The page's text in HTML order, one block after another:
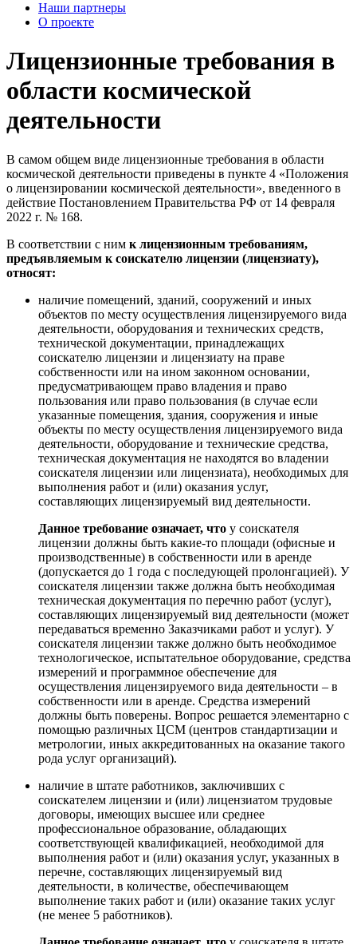
Наши партнеры
О проекте
Лицензионные требования в
области космической
деятельности
В самом общем виде лицензионные требования в области
космической деятельности приведены в пункте 4 «Положения
о лицензировании космической деятельности», введенного в
действие Постановлением Правительства РФ от 14 февраля
2022 г. № 168.
В соответствии с ним к лицензионным требованиям,
предъявляемым к соискателю лицензии (лицензиату),
относят:
наличие помещений, зданий, сооружений и иных
объектов по месту осуществления лицензируемого вида
деятельности, оборудования и технических средств,
технической документации, принадлежащих
соискателю лицензии и лицензиату на праве
собственности или на ином законном основании,
предусматривающем право владения и право
пользования или право пользования (в случае если
указанные помещения, здания, сооружения и иные
объекты по месту осуществления лицензируемого вида
деятельности, оборудование и технические средства,
техническая документация не находятся во владении
соискателя лицензии или лицензиата), необходимых для
выполнения работ и (или) оказания услуг,
составляющих лицензируемый вид деятельности.
Данное требование означает, что у соискателя
лицензии должны быть какие-то площади (офисные и
производственные) в собственности или в аренде
(допускается до 1 года с последующей пролонгацией). У
соискателя лицензии также должна быть необходимая
техническая документация по перечню работ (услуг),
составляющих лицензируемый вид деятельности (может
передаваться временно Заказчиками работ и услуг). У
соискателя лицензии также должно быть необходимое
технологическое, испытательное оборудование, средства
измерений и программное обеспечение для
осуществления лицензируемого вида деятельности – в
собственности или в аренде. Средства измерений
должны быть поверены. Вопрос решается элементарно с
помощью различных ЦСМ (центров стандартизации и
метрологии, иных аккредитованных на оказание такого
рода услуг организаций).
наличие в штате работников, заключивших с
соискателем лицензии и (или) лицензиатом трудовые
договоры, имеющих высшее или среднее
профессиональное образование, обладающих
соответствующей квалификацией, необходимой для
выполнения работ и (или) оказания услуг, указанных в
перечне, составляющих лицензируемый вид
деятельности, в количестве, обеспечивающем
выполнение таких работ и (или) оказание таких услуг
(не менее 5 работников).